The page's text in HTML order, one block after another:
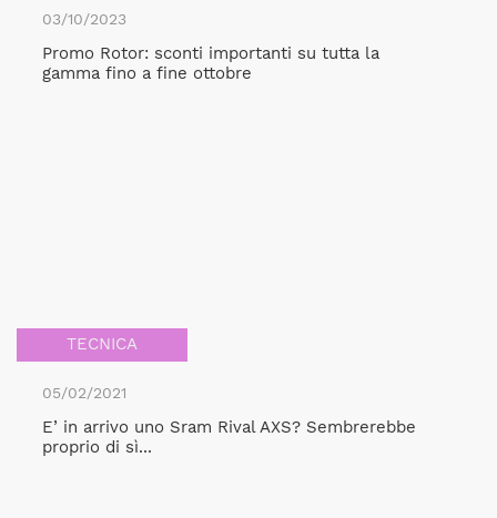
03/10/2023
Promo Rotor: sconti importanti su tutta la
gamma fino a fine ottobre
TECNICA
05/02/2021
E’ in arrivo uno Sram Rival AXS? Sembrerebbe
proprio di sì...